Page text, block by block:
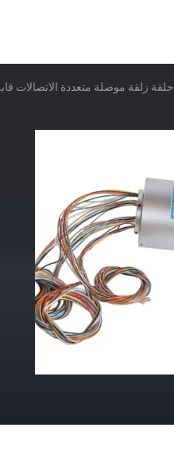
حلقة زلقة موصلة متعددة الاتصالات